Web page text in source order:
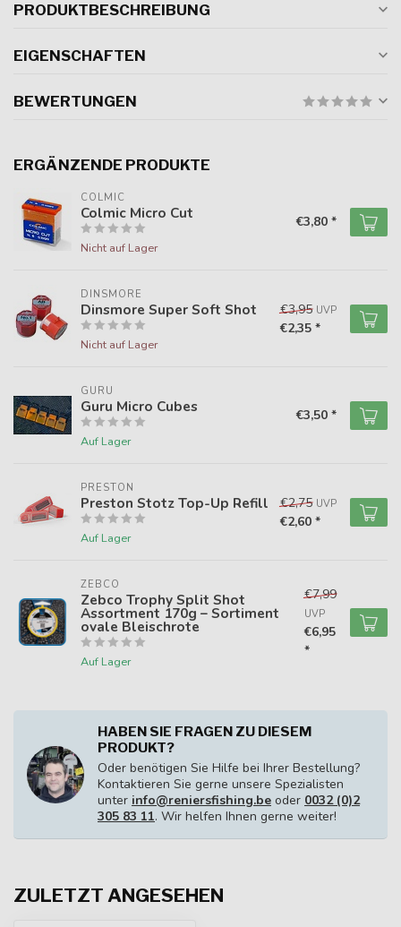
PRODUKTBESCHREIBUNG
EIGENSCHAFTEN
BEWERTUNGEN
ERGÄNZENDE PRODUKTE
COLMIC
Colmic Micro Cut
Nicht auf Lager
€3,80 *
DINSMORE
Dinsmore Super Soft Shot
Nicht auf Lager
€3,95 UVP
€2,35 *
GURU
Guru Micro Cubes
Auf Lager
€3,50 *
PRESTON
Preston Stotz Top-Up Refill
Auf Lager
€2,75 UVP
€2,60 *
ZEBCO
Zebco Trophy Split Shot
Assortment 170g – Sortiment
ovale Bleischrote
Auf Lager
€7,99
UVP
€6,95
*
HABEN SIE FRAGEN ZU DIESEM
PRODUKT?
Oder benötigen Sie Hilfe bei Ihrer Bestellung?
Kontaktieren Sie gerne unsere Spezialisten
unter info@reniersfishing.be oder 0032 (0)2
305 83 11. Wir helfen Ihnen gerne weiter!
ZULETZT ANGESEHEN